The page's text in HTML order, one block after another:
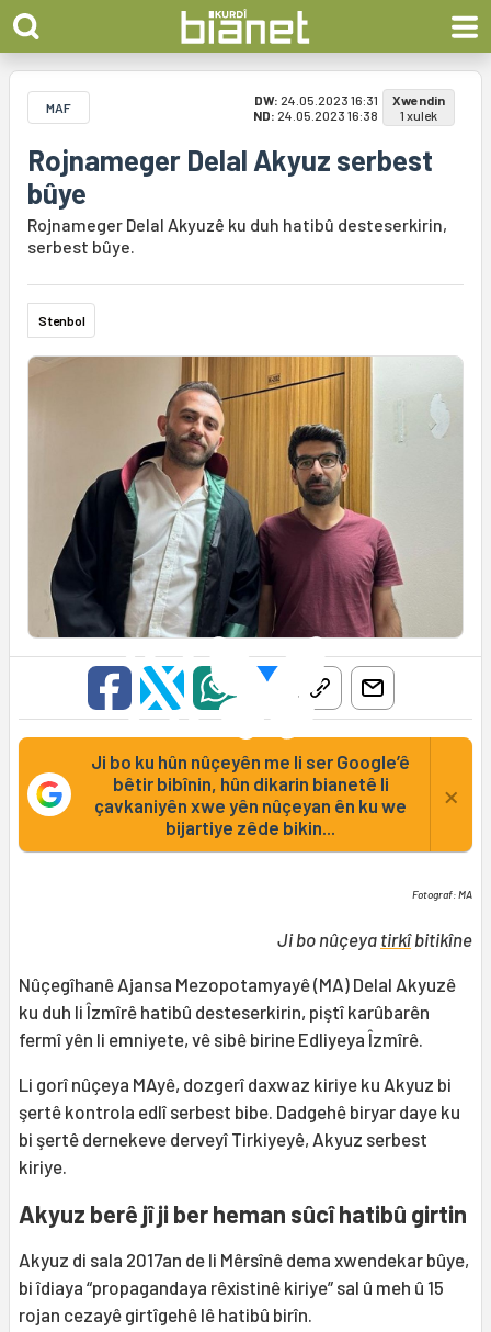
MAF DW: 24.05.2023 16:31
ND: 24.05.2023 16:38
Xwendin
1 xulek
Rojnameger Delal Akyuz serbest
bûye
Rojnameger Delal Akyuzê ku duh hatibû desteserkirin,
serbest bûye.
Stenbol
Ji bo ku hûn nûçeyên me li ser Google’ê
bêtir bibînin, hûn dikarin bianetê li
çavkaniyên xwe yên nûçeyan ên ku we
bijartiye zêde bikin...
×
Fotograf: MA
Ji bo nûçeya tirkîbitikîne
Nûçegîhanê Ajansa Mezopotamyayê (MA) Delal Akyuzê
ku duh li Îzmîrê hatibû desteserkirin, piştî karûbarên
fermî yên li emniyete, vê sibê birine Edliyeya Îzmîrê.
Li gorî nûçeya MAyê, dozgerî daxwaz kiriye ku Akyuz bi
şertê kontrola edlî serbest bibe. Dadgehê biryar daye ku
bi şertê dernekeve derveyî Tirkiyeyê, Akyuz serbest
kiriye.
Akyuz berê jî ji ber heman sûcî hatibû girtin
Akyuz di sala 2017an de li Mêrsînê dema xwendekar bûye,
bi îdiaya “propagandaya rêxistinê kiriye” sal û meh û 15
rojan cezayê girtîgehê lê hatibû birîn.